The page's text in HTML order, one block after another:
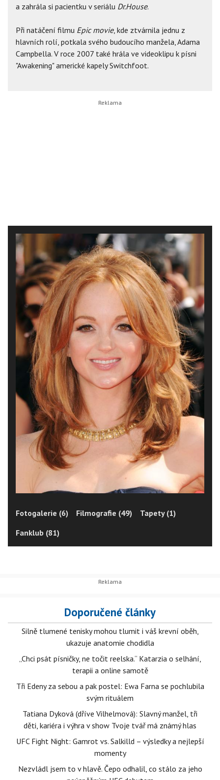
a zahrála si pacientku v seriálu Dr.House.
Při natáčení filmu Epic movie, kde ztvárnila jednu z
hlavních rolí, potkala svého budoucího manžela, Adama
Campbella. V roce 2007 také hrála ve videoklipu k písni
"Awakening" americké kapely Switchfoot.
Fotogalerie (6) Filmografie (49)
Tapety (1)
Fanklub (81)
Doporučené články
Silně tlumené tenisky mohou tlumit i váš krevní oběh,
ukazuje anatomie chodidla
„Chci psát písničky, ne točit reelska.“ Katarzia o selhání,
terapii a online samotě
Tři Edeny za sebou a pak postel: Ewa Farna se pochlubila
svým rituálem
Tatiana Dyková (dříve Vilhelmová): Slavný manžel, tři
děti, kariéra i výhra v show Tvoje tvář má známý hlas
UFC Fight Night: Gamrot vs. Salkilld – výsledky a nejlepší
momenty
Nezvládl jsem to v hlavě. Čepo odhalil, co stálo za jeho